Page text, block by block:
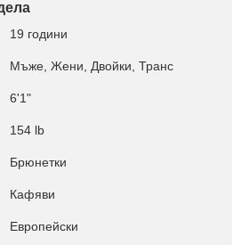
19 години
Мъже, Жени, Двойки, Транс
6'1"
154 lb
Брюнетки
Кафяви
Европейски